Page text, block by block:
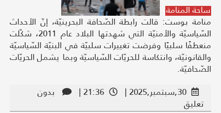
ساحة المنامة
منامة بوست: قالت رابطة الصّحافة البحرينيّة، إنّ الأحداث
السّياسيّة والأمنيّة التي شهدتها البلاد عام 2011، شكّلت
منعطفًا سلبيًا وفرضت تغييرات سلبيّة في البنيّة السّياسيّة
والقانونيّة، وانتكاسة للحريّات السّياسيّة وبما يشمل الحريّات
الصّحافيّة.
30,سبتمبر,2025 |
21:36 |
بدون
تعليق